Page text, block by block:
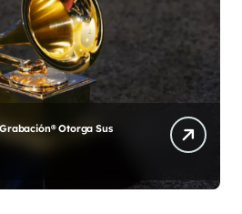
«Dont let me down» de The Beatles